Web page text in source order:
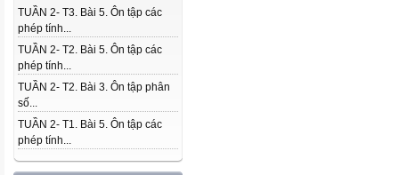
TUẦN 2- T3. Bài 5. Ôn tập các
phép tính...
TUẦN 2- T2. Bài 5. Ôn tập các
phép tính...
TUẦN 2- T2. Bài 3. Ôn tập phân
số...
TUẦN 2- T1. Bài 5. Ôn tập các
phép tính...